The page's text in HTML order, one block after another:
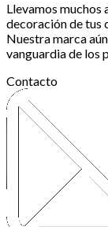
Llevamos muchos
decoración de tus
Nuestra marca
vanguardia de los
Contacto